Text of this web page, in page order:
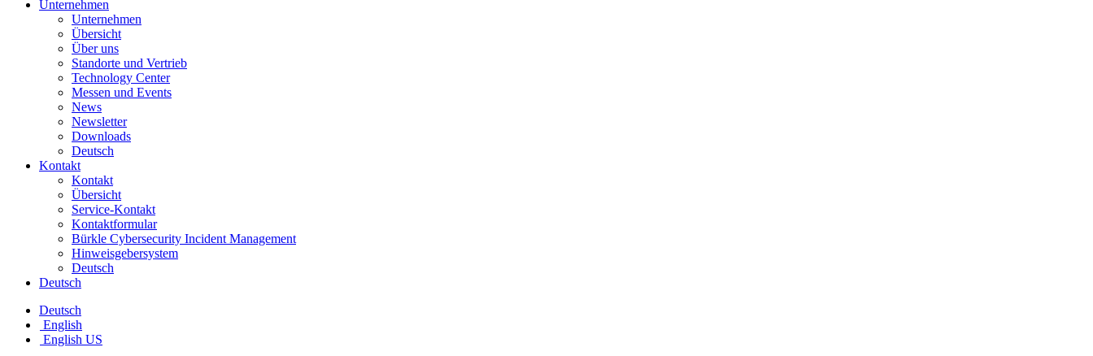
Unternehmen
Unternehmen
Übersicht
Über uns
Standorte und Vertrieb
Technology Center
Messen und Events
News
Newsletter
Downloads
Deutsch
Kontakt
Kontakt
Übersicht
Service-Kontakt
Kontaktformular
Bürkle Cybersecurity Incident Management
Hinweisgebersystem
Deutsch
Deutsch
Deutsch
English
English US